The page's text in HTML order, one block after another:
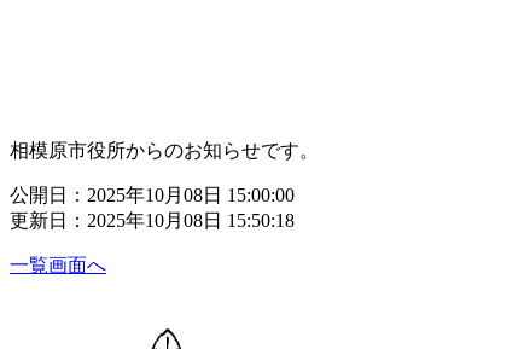
相模原市役所からのお知らせです。
公開日：2025年10月08日 15:00:00
更新日：2025年10月08日 15:50:18
一覧画面へ